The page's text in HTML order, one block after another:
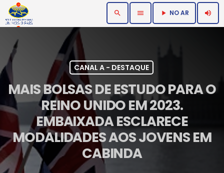
search menu play_arrow NO AR volume_up
CANAL A - DESTAQUE
MAIS BOLSAS DE ESTUDO PARA O
REINO UNIDO EM 2023.
EMBAIXADA ESCLARECE
MODALIDADES AOS JOVENS EM
CABINDA